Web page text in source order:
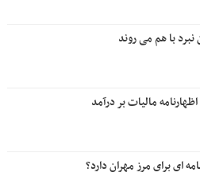
با هم می روند
مالیات بر درآمد
ای برای مرز مهران دارد؟